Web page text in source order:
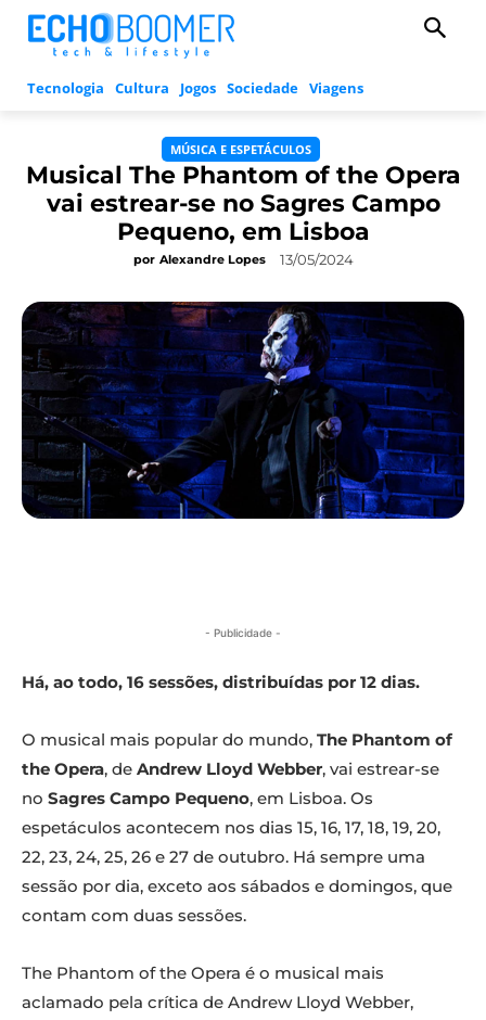
Tecnologia Cultura Jogos Sociedade Viagens
MÚSICA E ESPETÁCULOS
Musical The Phantom of the Opera
vai estrear-se no Sagres Campo
Pequeno, em Lisboa
por Alexandre Lopes 13/05/2024
- Publicidade -
Há, ao todo, 16 sessões, distribuídas por 12 dias.
O musical mais popular do mundo, The Phantom of
the Opera, de Andrew Lloyd Webber, vai estrear-se
no Sagres Campo Pequeno, em Lisboa. Os
espetáculos acontecem nos dias 15, 16, 17, 18, 19, 20,
22, 23, 24, 25, 26 e 27 de outubro. Há sempre uma
sessão por dia, exceto aos sábados e domingos, que
contam com duas sessões.
The Phantom of the Opera é o musical mais
aclamado pela crítica de Andrew Lloyd Webber,